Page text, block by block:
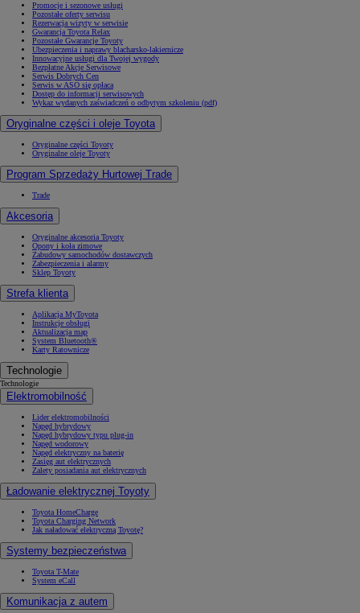
Promocje i sezonowe usługi
Pozostałe oferty serwisu
Rezerwacja wizyty w serwisie
Gwarancja Toyota Relax
Pozostałe Gwarancje Toyoty
Ubezpieczenia i naprawy blacharsko-lakiernicze
Innowacyjne usługi dla Twojej wygody
Bezpłatne Akcje Serwisowe
Serwis Dobrych Cen
Serwis w ASO się opłaca
Dostęp do informacji serwisowych
Wykaz wydanych zaświadczeń o odbytym szkoleniu (pdf)
Oryginalne części i oleje Toyota
Oryginalne części Toyoty
Oryginalne oleje Toyoty
Program Sprzedaży Hurtowej Trade
Trade
Akcesoria
Oryginalne akcesoria Toyoty
Opony i koła zimowe
Zabudowy samochodów dostawczych
Zabezpieczenia i alarmy
Sklep Toyoty
Strefa klienta
Aplikacja MyToyota
Instrukcje obsługi
Aktualizacja map
System Bluetooth®
Karty Ratownicze
Technologie
Technologie
Elektromobilność
Lider elektromobilności
Napęd hybrydowy
Napęd hybrydowy typu plug-in
Napęd wodorowy
Napęd elektryczny na baterię
Zasięg aut elektrycznych
Zalety posiadania aut elektrycznych
Ładowanie elektrycznej Toyoty
Toyota HomeCharge
Toyota Charging Network
Jak naładować elektryczną Toyotę?
Systemy bezpieczeństwa
Toyota T-Mate
System eCall
Komunikacja z autem